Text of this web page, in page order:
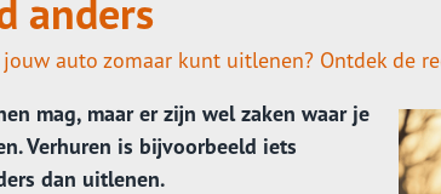
anders
auto zomaar kunt uitlenen? Ontdek de
mag, maar er zijn wel zaken waar je
Verhuren is bijvoorbeeld iets
dan uitlenen.